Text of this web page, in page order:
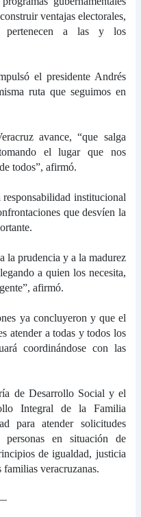
ventajas electorales,
pertenecen a las y los
el presidente Andrés
ruta que seguimos en
avance, “que salga
el lugar que nos
todos”, afirmó.
institucional
que desvíen la
la prudencia y a la madurez
a quien los necesita,
afirmó.
ya concluyeron y que el
atender a todas y todos los
coordinándose con las
de Desarrollo Social y el
Integral de la Familia
para atender solicitudes
en situación de
de igualdad, justicia
veracruzanas.